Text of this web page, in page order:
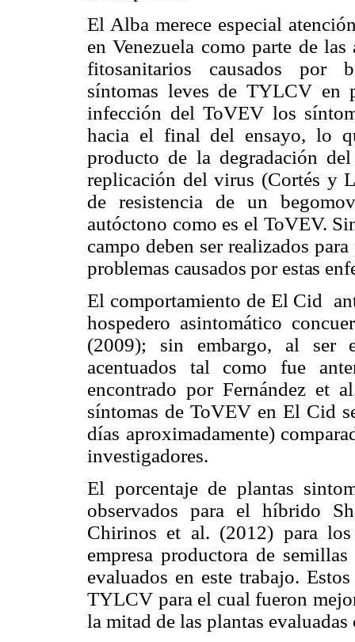
El Alba merece especial
en Venezuela como parte de
fitosanitarios causados por
síntomas leves de TYLCV en
infección del ToVEV los
hacia el final del ensayo, lo
producto de la degradación
replicación del virus (Cortés y
de resistencia de un
autóctono como es el ToVEV.
campo deben ser realizados para
problemas causados por estas
El comportamiento de El Cid
hospedero asintomático
(2009); sin embargo, al ser
acentuados tal como fue
encontrado por Fernández et
síntomas de ToVEV en El Cid
días aproximadamente)
investigadores.
El porcentaje de plantas
observados para el híbrido
Chirinos et al. (2012) para
empresa productora de
evaluados en este trabajo.
TYLCV para el cual fueron
la mitad de las plantas